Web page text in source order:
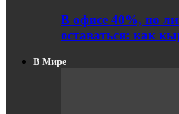
В офисе 40%, но
оставаться: как
В Мире